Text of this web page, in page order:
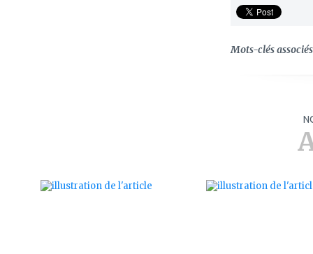
Mots-clés